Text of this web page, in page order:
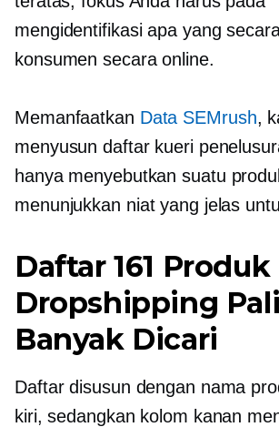
mengidentifikasi apa yang
konsumen secara online.
Memanfaatkan Data SEMrush,
menyusun daftar kueri
hanya menyebutkan suatu
menunjukkan niat yang jelas
Daftar 161 Produk
Dropshipping
Banyak Dicari
Daftar disusun dengan nama
kiri, sedangkan kolom kanan